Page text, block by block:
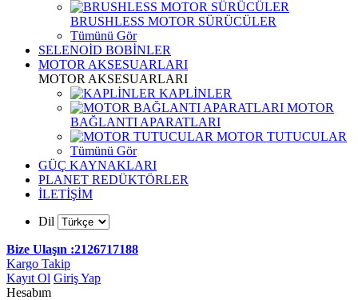
BRUSHLESS MOTOR SÜRÜCÜLER
Tümünü Gör
SELENOİD BOBİNLER
MOTOR AKSESUARLARI
MOTOR AKSESUARLARI
KAPLİNLER
MOTOR
BAĞLANTI APARATLARI
MOTOR TUTUCULAR
Tümünü Gör
GÜÇ KAYNAKLARI
PLANET REDÜKTÖRLER
İLETİŞİM
Dil
Bize Ulaşın :2126717188
Kargo Takip
Kayıt Ol Giriş Yap
Hesabım